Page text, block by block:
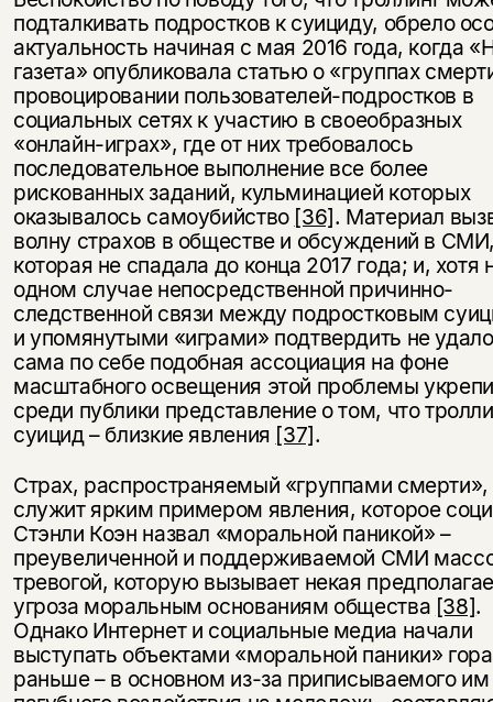
подталкивать подростков к суициду, обрело
актуальность начиная с мая 2016 года, когда
газета» опубликовала статью о «группах
провоцировании пользователей-подростков в
социальных сетях к участию в своеобразных
«онлайн-играх», где от них требовалось
последовательное выполнение все более
рискованных заданий, кульминацией которых
оказывалось самоубийство [36]. Материал
волну страхов в обществе и обсуждений в
которая не спадала до конца 2017 года; и, хотя
одном случае непосредственной причинно-
следственной связи между подростковым
и упомянутыми «играми» подтвердить не
сама по себе подобная ассоциация на фоне
масштабного освещения этой проблемы
среди публики представление о том, что
суицид – близкие явления [37].
Страх, распространяемый «группами смерти»,
служит ярким примером явления, которое
Стэнли Коэн назвал «моральной паникой» –
преувеличенной и поддерживаемой СМИ
тревогой, которую вызывает некая
угроза моральным основаниям общества [38].
Однако Интернет и социальные медиа начали
выступать объектами «моральной паники»
раньше – в основном из-за приписываемого им